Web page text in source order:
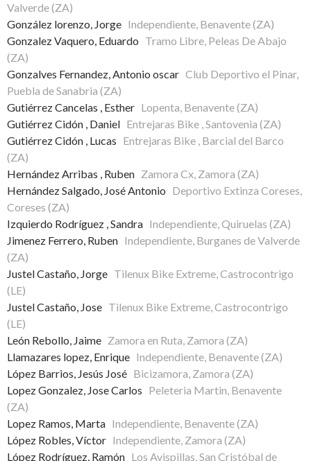
Valverde (ZA)
González lorenzo, Jorge Independiente, Benavente (ZA)
Gonzalez Vaquero, Eduardo Tramo Libre, Peleas De Abajo
(ZA)
Gonzalves Fernandez, Antonio oscar Club Deportivo el Pinar,
Puebla de Sanabria (ZA)
Gutiérrez Cancelas , Esther Lopenta, Benavente (ZA)
Gutiérrez Cidón , Daniel Entrejaras Bike , Santovenia (ZA)
Gutiérrez Cidón , Lucas Entrejaras Bike , Barcial del Barco
(ZA)
Hernández Arribas , Ruben Zamora Cx, Zamora (ZA)
Hernández Salgado, José Antonio Deportivo Extinza Coreses,
Coreses (ZA)
Izquierdo Rodríguez , Sandra Independiente, Quiruelas (ZA)
Jimenez Ferrero, Ruben Independiente, Burganes de Valverde
(ZA)
Justel Castaño, Jorge Tilenux Bike Extreme, Castrocontrigo
(LE)
Justel Castaño, Jose Tilenux Bike Extreme, Castrocontrigo
(LE)
León Rebollo, Jaime Zamora en Ruta, Zamora (ZA)
Llamazares lopez, Enrique Independiente, Benavente (ZA)
López Barrios, Jesús José Bicizamora, Zamora (ZA)
Lopez Gonzalez, Jose Carlos Peleteria Martin, Benavente
(ZA)
Lopez Ramos, Marta Independiente, Benavente (ZA)
López Robles, Víctor Independiente, Zamora (ZA)
López Rodríguez, Ramón Los Avispillas, San Cristóbal de